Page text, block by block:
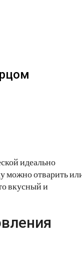
идеально
можно отварить
вкусный и